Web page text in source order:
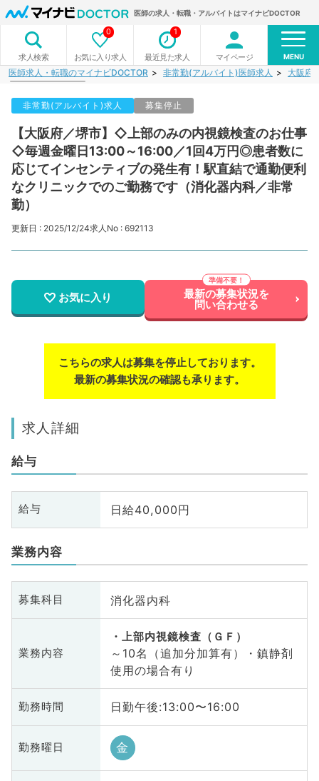
医師の求人・転職・アルバイトはマイナビDOCTOR
求人検索 お気に入り求人
0
最近見た求人
1
マイページ MENU
医師求人・転職のマイナビDOCTOR 非常勤(アルバイト)医師求人 大阪府
非常勤(アルバイト)求人 募集停止
【大阪府／堺市】◇上部のみの内視鏡検査のお仕事
◇毎週金曜日13:00～16:00／1回4万円◎患者数に
応じてインセンティブの発生有！駅直結で通勤便利
なクリニックでのご勤務です（消化器内科／非常
勤）
更新日 : 2025/12/24求人No : 692113
お気に入り 最新の募集状況を
問い合わせる
こちらの求人は募集を停止しております。
最新の募集状況の確認も承ります。
求人詳細
給与
給与 日給40,000円
業務内容
募集科目 消化器内科
業務内容
上部内視鏡検査（ＧＦ）
～10名（追加分加算有）・鎮静剤
使用の場合有り
勤務時間 日勤午後:13:00〜16:00
勤務曜日 金